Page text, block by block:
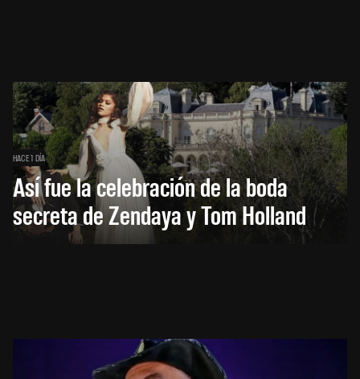
HACE 1 DÍA
Así fue la celebración de la boda
secreta de Zendaya y Tom Holland